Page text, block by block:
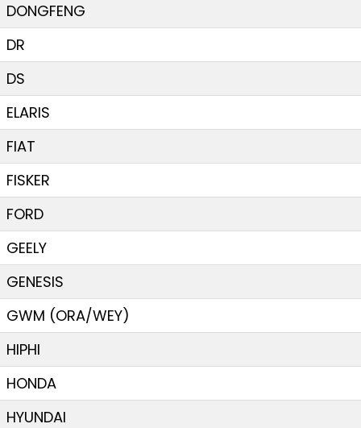
DONGFENG
DR
DS
ELARIS
FIAT
FISKER
FORD
GEELY
GENESIS
GWM (ORA/WEY)
HIPHI
HONDA
HYUNDAI